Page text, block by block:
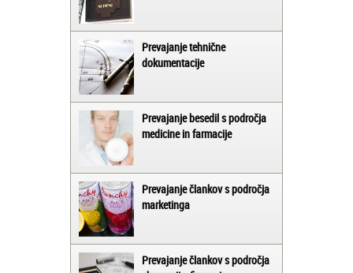
Prevajanje tehnične
dokumentacije
Prevajanje besedil s področja
medicine in farmacije
Prevajanje člankov s področja
marketinga
Prevajanje člankov s področja